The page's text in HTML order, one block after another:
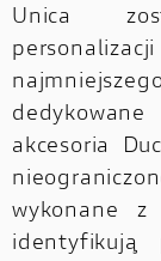
Unica
akcesoria
wykonane z
identyfikują